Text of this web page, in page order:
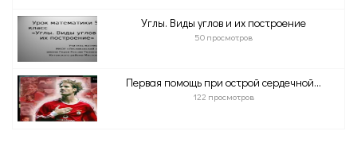
Углы. Виды углов и их построение
50 просмотров
Первая помощь при острой сердечной...
122 просмотров